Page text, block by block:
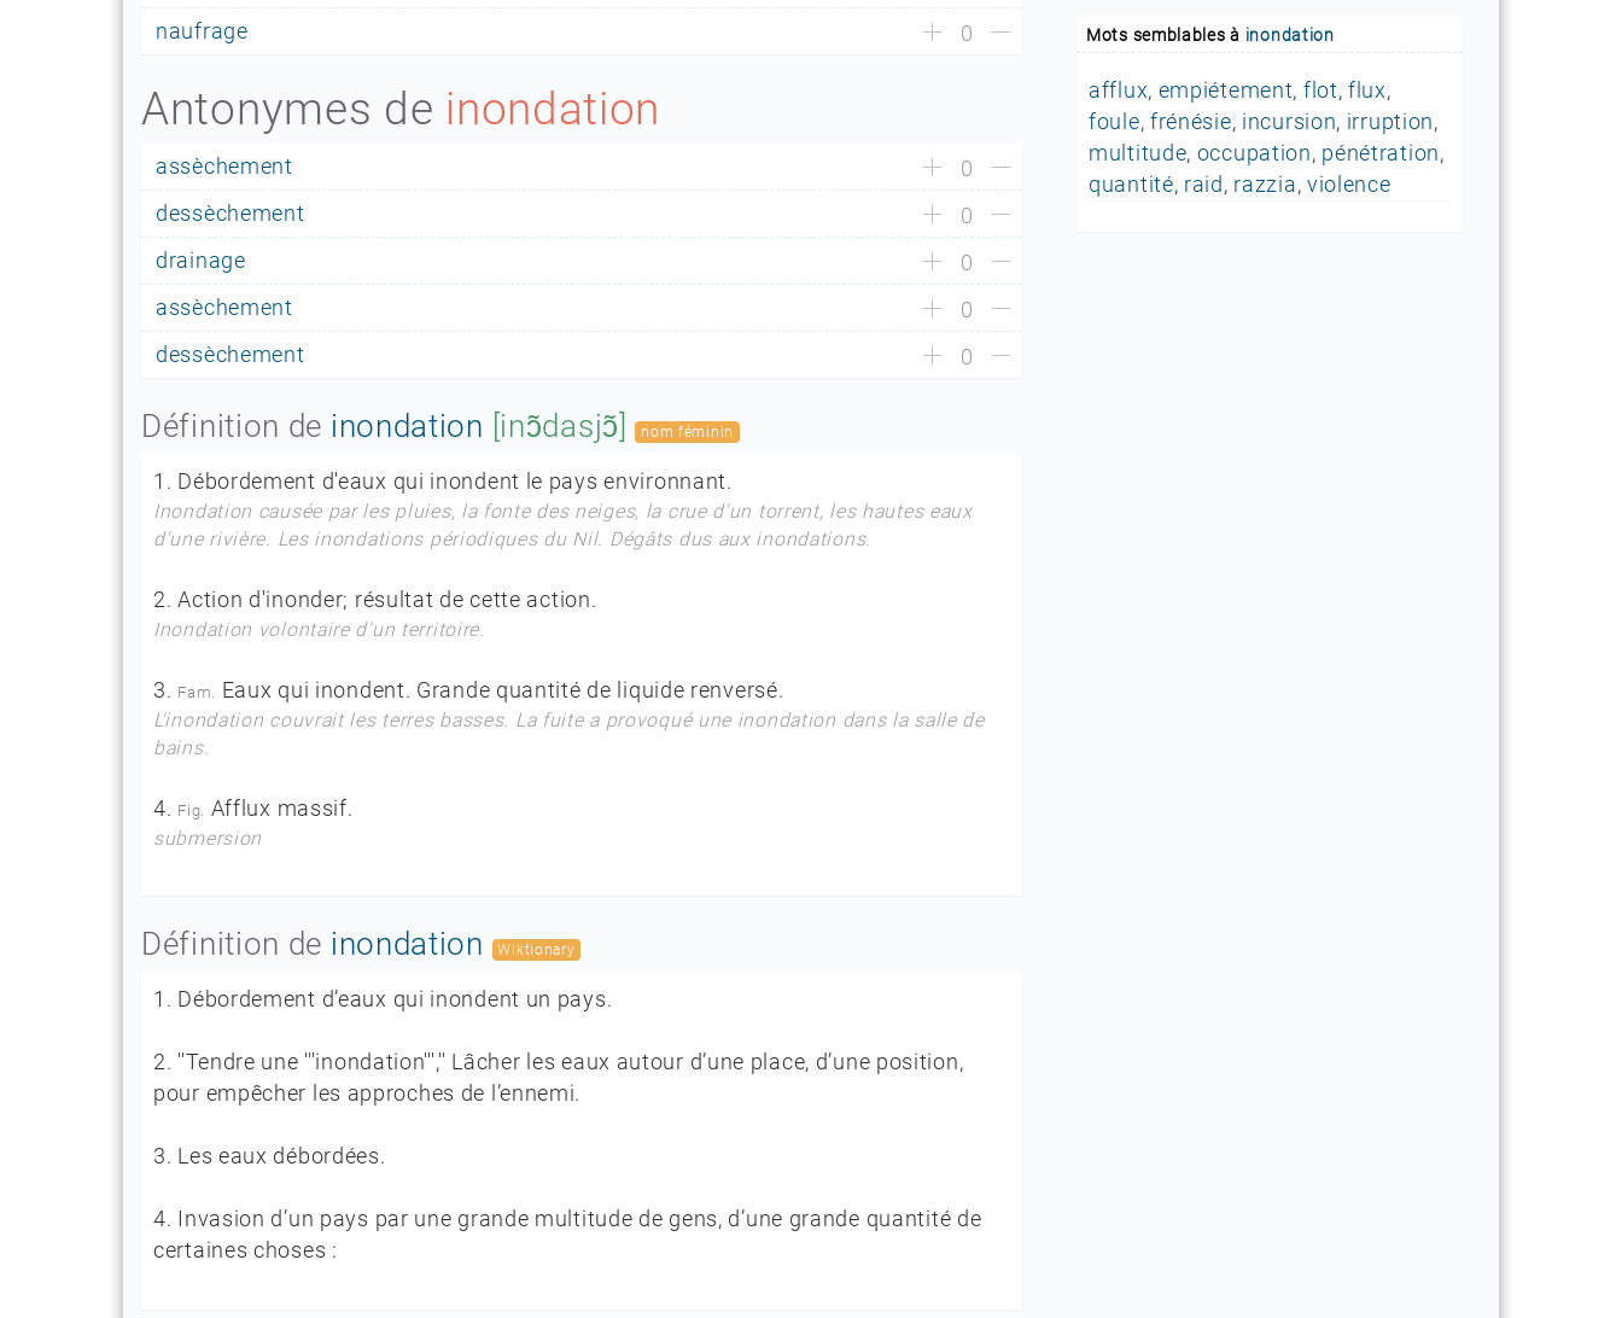
naufrage
0
Antonymes de inondation
assèchement
0
dessèchement
0
drainage
0
assèchement
0
dessèchement
0
Définition de inondation [inɔ̃dasjɔ̃] nom féminin
1. Débordement d'eaux qui inondent le pays environnant.
Inondation causée par les pluies, la fonte des neiges, la crue d'un torrent, les hautes eaux
d'une rivière. Les inondations périodiques du Nil. Dégâts dus aux inondations.
2.Action d'inonder; résultat de cette action.
Inondation volontaire d'un territoire.
3. Fam. Eaux qui inondent. Grande quantité de liquide renversé.
L'inondation couvrait les terres basses. La fuite a provoqué une inondation dans la salle de
bains.
4. Fig. Afflux massif.
submersion
Définition de inondation Wiktionary
1. Débordement d’eaux qui inondent un pays.
2. ''Tendre une '''inondation''','' Lâcher les eaux autour d’une place, d’une position,
pour empêcher les approches de l’ennemi.
3. Les eaux débordées.
4. Invasion d’un pays par une grande multitude de gens, d’une grande quantité de
certaines choses :
Mots semblables à inondation
afflux, empiétement, flot,flux,
foule, frénésie, incursion, irruption,
multitude, occupation, pénétration,
quantité, raid , razzia, violence